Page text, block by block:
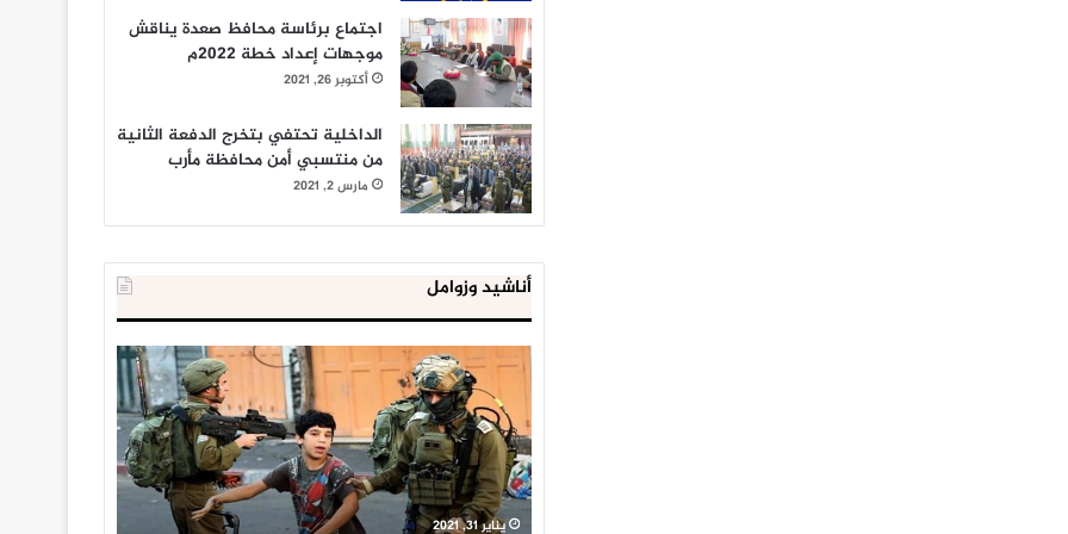
اجتماع برئاسة محافظ صعدة يناقش
موجهات إعداد خطة 2022م
أكتوبر 26, 2021
الداخلية تحتفي بتخرج الدفعة الثانية
من منتسبي أمن محافظة مأرب
مارس 2, 2021
أناشيد وزوامل
العدو
الإسرائيلي
اعتقل
543
طفلا
فلسطينيا
خلال
يناير 31, 2021
الداخلية
المصرية
تعلن
إحباط
‘مخطط
كبير’